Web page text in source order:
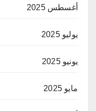
أغسطس 2025
يوليو 2025
يونيو 2025
مايو 2025